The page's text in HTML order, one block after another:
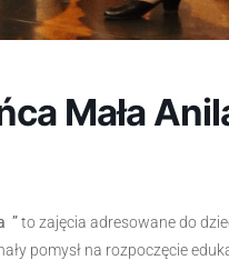
Mała
”to zajęcia adresowane do
pomysł na rozpoczęcie